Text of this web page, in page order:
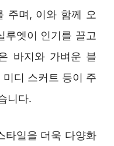
주며, 이와 함께 오
루엣이 인기를 끌고
바지와 가벼운 블
디 스커트 등이 주
니다.
타일을 더욱 다양화